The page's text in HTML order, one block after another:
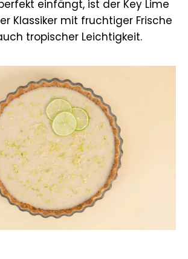
einfängt, ist der Key Lime
Klassiker mit fruchtiger Frische
tropischer Leichtigkeit.